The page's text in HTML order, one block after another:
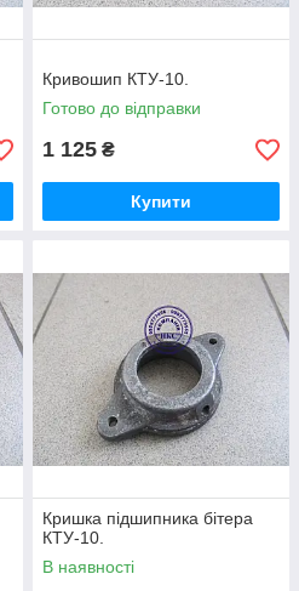
Кривошип КТУ-10.
Готово до відправки
1 125 ₴
Купити
Кришка підшипника бітера
КТУ-10.
В наявності